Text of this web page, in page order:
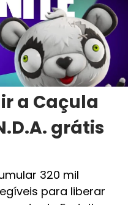
a Caçula
grátis
320 mil
para liberar